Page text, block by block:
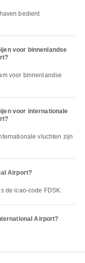
voor binnenlandse
voor internationale
vluchten zijn
Airport?
de icao-code FDSK.
Airport?